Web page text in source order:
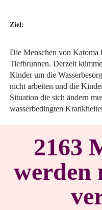
Ziel:
Die Menschen von Katoma
Tiefbrunnen. Derzeit
Kinder um die
nicht arbeiten und die
Situation die sich ändern
wasserbedingten
2163
werden